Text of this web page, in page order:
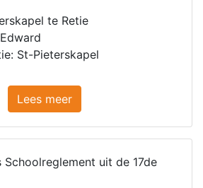
te Retie
St-Pieterskapel
Lees meer
Schoolreglement uit de 17de